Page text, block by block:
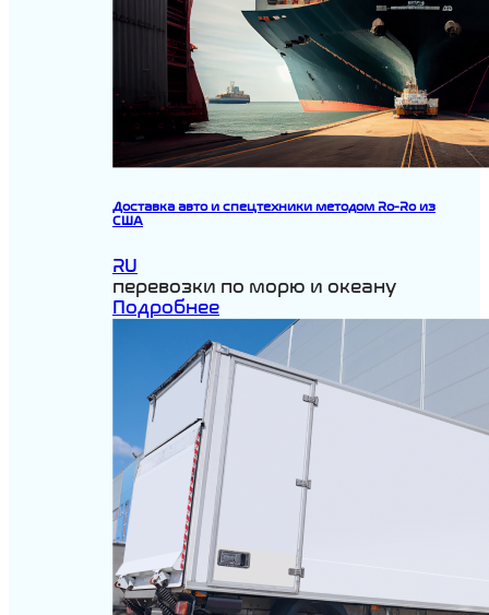
Доставка авто и спецтехники методом Ro-Ro из
США
RU
перевозки по морю и океану
Подробнее